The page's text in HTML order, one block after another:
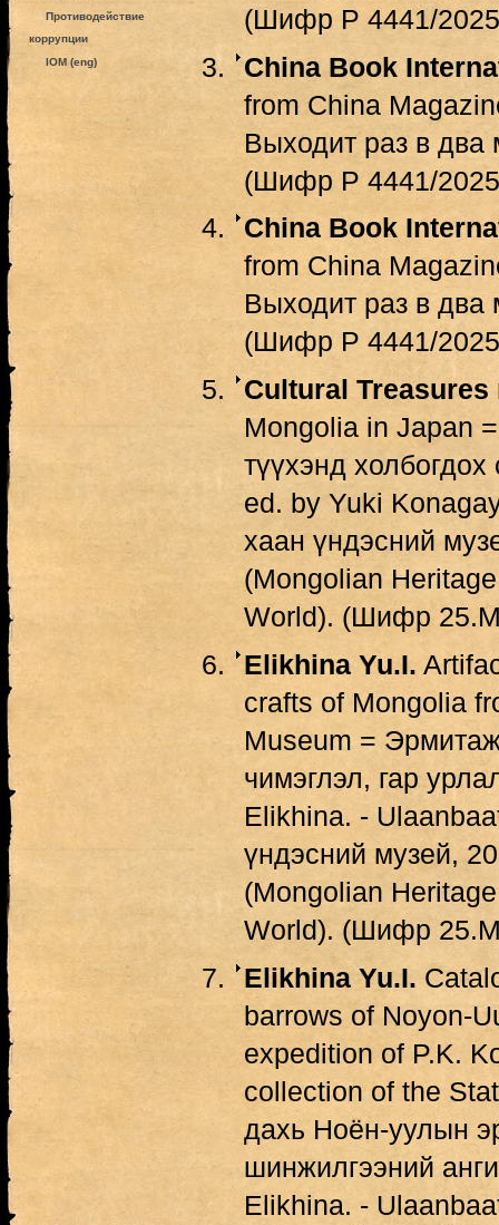
Противодействие
коррупции
IOM (eng)
(Шифр Р 4441/
China Book
from China
Выходит раз в два
(Шифр Р 4441/
China Book
from China
Выходит раз в два
(Шифр Р 4441/
Cultural Treasures
Mongolia in Japan
түүхэнд
ed. by Yuki
хаан үндэсний
(Mongolian
World). (Шифр
Elikhina Yu.I.
crafts of Mongolia
Museum =
чимэглэл, гар
Elikhina. -
үндэсний музей,
(Mongolian
World). (Шифр
Elikhina Yu.I.
barrows of Noyon-
expedition of P.K.
collection of the
дахь Ноён-уулын
шинжилгээний
Elikhina. -